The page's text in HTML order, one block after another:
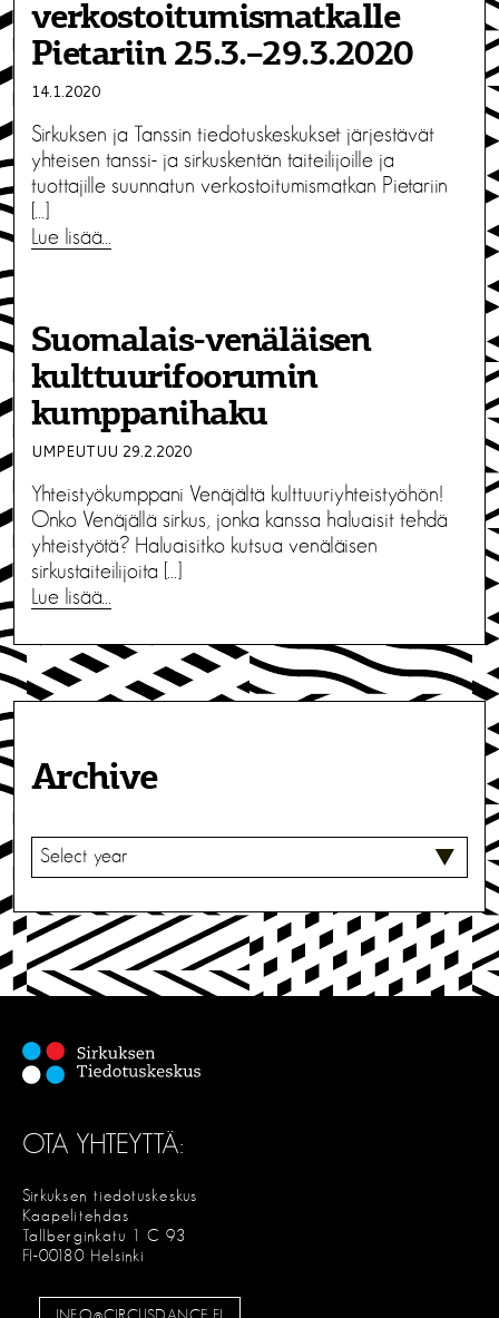
verkostoitumismatkalle
Pietariin 25.3.–29.3.2020
14.1.2020
Sirkuksen ja Tanssin tiedotuskeskukset järjestävät
yhteisen tanssi- ja sirkuskentän taiteilijoille ja
tuottajille suunnatun verkostoitumismatkan Pietariin
Lue lisää…
Suomalais-venäläisen
kulttuurifoorumin
kumppanihaku
UMPEUTUU 29.2.2020
Yhteistyökumppani Venäjältä kulttuuriyhteistyöhön!
Onko Venäjällä sirkus, jonka kanssa haluaisit tehdä
yhteistyötä? Haluaisitko kutsua venäläisen
sirkustaiteilijoita […]
Lue lisää…
Archive
V
I
T
S
E
OTA YHTEYTTÄ:
Sirkuksen tiedotuskeskus
Kaapelitehdas
Tallberginkatu 1 C 93
FI-00180 Helsinki